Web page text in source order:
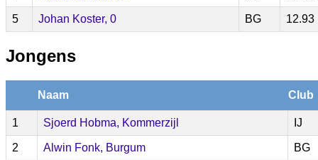
5 Johan Koster, 0 BG 12.93
Jongens
Naam Club
1 Sjoerd Hobma, Kommerzijl IJ
2 Alwin Fonk, Burgum BG